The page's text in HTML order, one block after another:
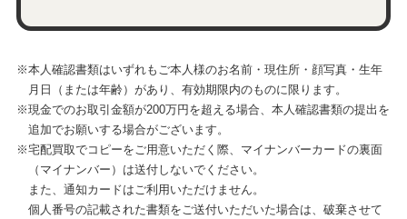
※本人確認書類はいずれもご本人様のお名前・現住所・顔写真・生年
月日（または年齢）があり、有効期限内のものに限ります。
※現金でのお取引金額が200万円を超える場合、本人確認書類の提出を
追加でお願いする場合がございます。
※宅配買取でコピーをご用意いただく際、マイナンバーカードの裏面
（マイナンバー）は送付しないでください。
また、通知カードはご利用いただけません。
個人番号の記載された書類をご送付いただいた場合は、破棄させて